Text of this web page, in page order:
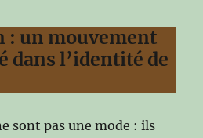
: un mouvement
dans l’identité de
sont pas une mode : ils